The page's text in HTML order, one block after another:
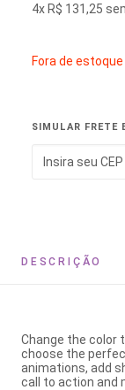
4x R$ 131,25
Fora de estoque
SIMULAR FRETE
DESCRIÇÃO
Change the color
choose the
animations, add
call to action and